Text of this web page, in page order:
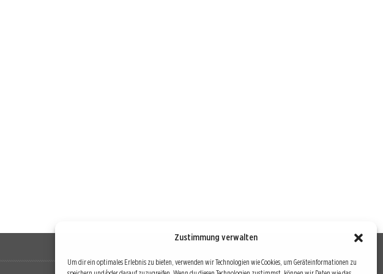
Zustimmung verwalten
Um dir ein optimales Erlebnis zu bieten, verwenden wir Technologien wie Cookies, um Geräteinformationen zu